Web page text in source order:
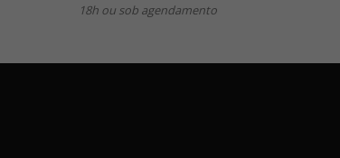
18h ou sob agendamento